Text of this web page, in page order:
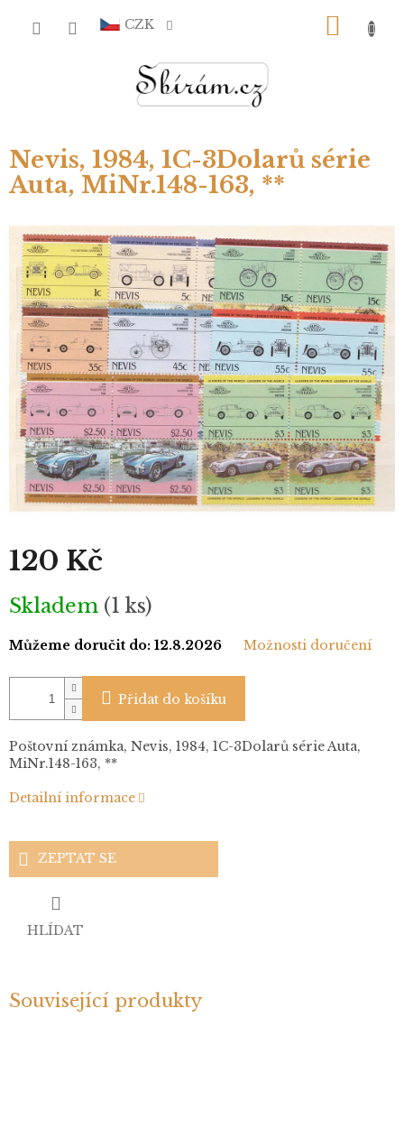
CZK
Nevis, 1984, 1C-3Dolarů série
Auta, MiNr.148-163, **
120 Kč
Měrná
cena:
Skladem (1 ks)
Můžeme doručit do: 12.8.2026 Možnosti doručení
Přidat do košíku
Poštovní známka, Nevis, 1984, 1C-3Dolarů série Auta,
MiNr.148-163, **
Detailní informace
ZEPTAT SE
HLÍDAT
Související produkty